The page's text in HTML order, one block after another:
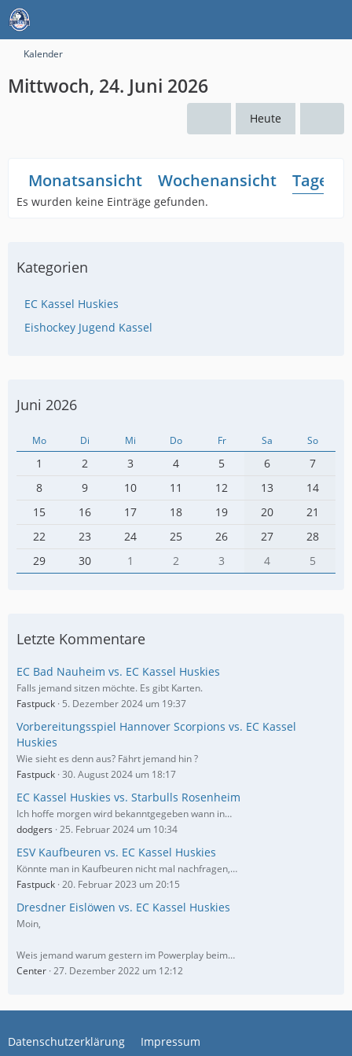
Kalender
Mittwoch, 24. Juni 2026
Heute
Monatsansicht Wochenansicht
Es wurden keine Einträge gefunden.
Kategorien
EC Kassel Huskies
Eishockey Jugend Kassel
Juni 2026
Mo Di Mi Do Fr Sa So
1 2 3 4 5 6
7
8
9 10 11 12 13
14
15
16 17 18 19 20
21
22
23 24 25 26 27
28
29
30 1 2 3 4 5
Letzte Kommentare
EC Bad Nauheim vs. EC Kassel Huskies
Falls jemand sitzen möchte. Es gibt Karten.
Fastpuck 5. Dezember 2024 um 19:37
Vorbereitungsspiel Hannover Scorpions vs. EC Kassel
Huskies
Wie sieht es denn aus? Fährt jemand hin ?
Fastpuck 30. August 2024 um 18:17
EC Kassel Huskies vs. Starbulls Rosenheim
Ich hoffe morgen wird bekanntgegeben wann in…
dodgers 25. Februar 2024 um 10:34
ESV Kaufbeuren vs. EC Kassel Huskies
Könnte man in Kaufbeuren nicht mal nachfragen,…
Fastpuck 20. Februar 2023 um 20:15
Dresdner Eislöwen vs. EC Kassel Huskies
Moin,
Weis jemand warum gestern im Powerplay beim…
Center 27. Dezember 2022 um 12:12
Datenschutzerklärung Impressum